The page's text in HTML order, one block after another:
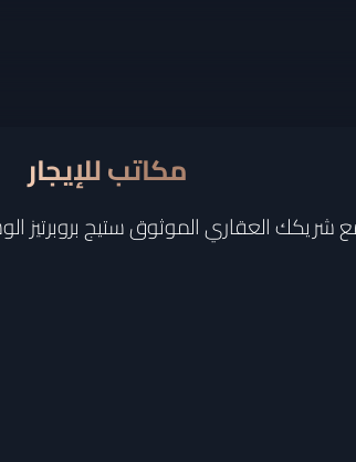
مكاتب للإيجار
شريكك العقاري الموثوق ستيج بروبرتيز